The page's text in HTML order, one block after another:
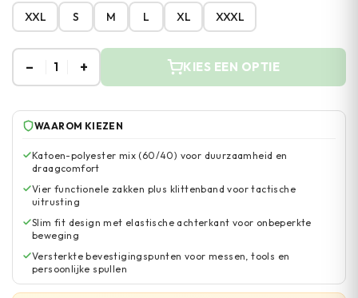
XXL
S M L XL XXXL
– 1 + KIES EEN OPTIE
WAAROM KIEZEN
Katoen-polyester mix (60/40) voor duurzaamheid en
draagcomfort
Vier functionele zakken plus klittenband voor tactische
uitrusting
Slim fit design met elastische achterkant voor onbeperkte
beweging
Versterkte bevestigingspunten voor messen, tools en
persoonlijke spullen